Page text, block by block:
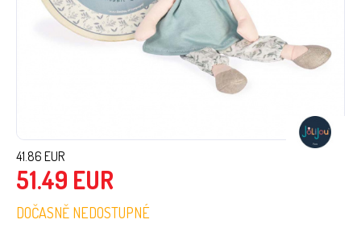
41.86 EUR
51.49 EUR
DOČASNĚ NEDOSTUPNÉ